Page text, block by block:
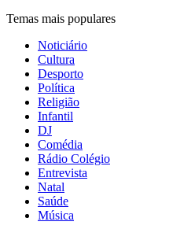
Temas mais populares
Noticiário
Cultura
Desporto
Política
Religião
Infantil
DJ
Comédia
Rádio Colégio
Entrevista
Natal
Saúde
Música